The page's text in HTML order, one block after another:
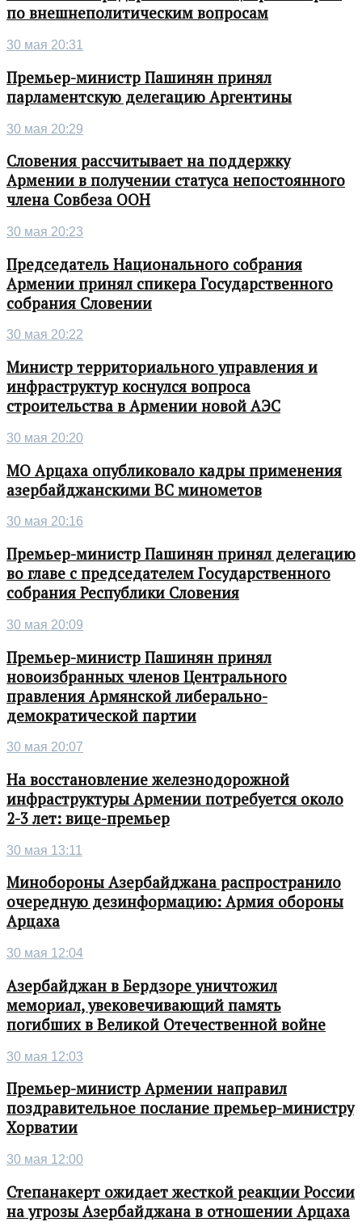
по внешнеполитическим вопросам
30 мая 20:31
Премьер-министр Пашинян принял
парламентскую делегацию Аргентины
30 мая 20:29
Словения рассчитывает на поддержку
Армении в получении статуса непостоянного
члена Совбеза ООН
30 мая 20:23
Председатель Национального собрания
Армении принял спикера Государственного
собрания Словении
30 мая 20:22
Министр территориального управления и
инфраструктур коснулся вопроса
строительства в Армении новой АЭС
30 мая 20:20
МО Арцаха опубликовало кадры применения
азербайджанскими ВС минометов
30 мая 20:16
Премьер-министр Пашинян принял делегацию
во главе с председателем Государственного
собрания Республики Словения
30 мая 20:09
Премьер-министр Пашинян принял
новоизбранных членов Центрального
правления Армянской либерально-
демократической партии
30 мая 20:07
На восстановление железнодорожной
инфраструктуры Армении потребуется около
2-3 лет: вице-премьер
30 мая 13:11
Минобороны Азербайджана распространило
очередную дезинформацию: Армия обороны
Арцаха
30 мая 12:04
Азербайджан в Бердзоре уничтожил
мемориал, увековечивающий память
погибших в Великой Отечественной войне
30 мая 12:03
Премьер-министр Армении направил
поздравительное послание премьер-министру
Хорватии
30 мая 12:00
Степанакерт ожидает жесткой реакции России
на угрозы Азербайджана в отношении Арцаха